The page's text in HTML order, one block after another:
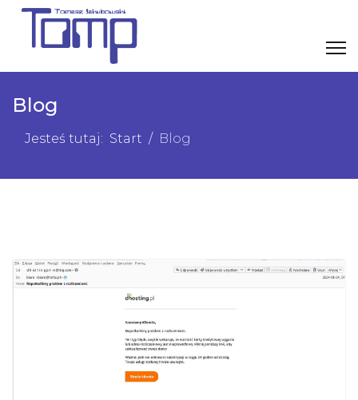
Blog
Jesteś tutaj: Start Blog